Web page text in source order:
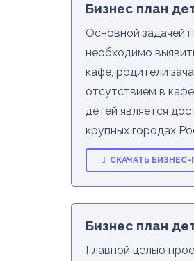
Бизнес план
Основной задачей
необходимо
кафе, родители
отсутствием в
детей является
крупных городах
СКАЧАТЬ БИЗНЕС-
Бизнес план
Главной целью